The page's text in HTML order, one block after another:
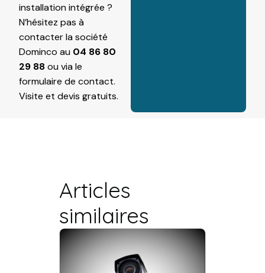
installation intégrée ?
N’hésitez pas à
contacter la société
Dominco au 04 86 80
29 88ou via le
formulaire de contact.
Visite et devis gratuits.
Articles
similaires